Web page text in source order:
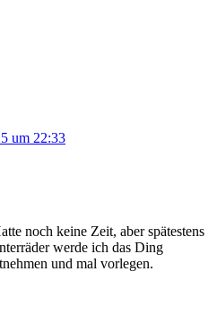
um 22:33
noch keine Zeit, aber spätestens
werde ich das Ding
und mal vorlegen.